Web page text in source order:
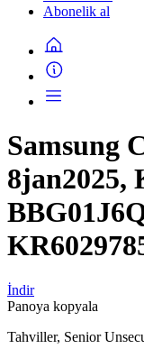
Abonelik al
Samsung
8jan2025,
İndir
Panoya kopyala
Tahviller, Senior